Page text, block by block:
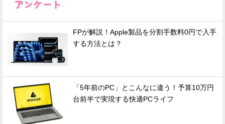
FPが解説！Apple製品を分割手数料0円で入手
する方法とは？
「5年前のPC」とこんなに違う！予算10万円
台前半で実現する快適PCライフ